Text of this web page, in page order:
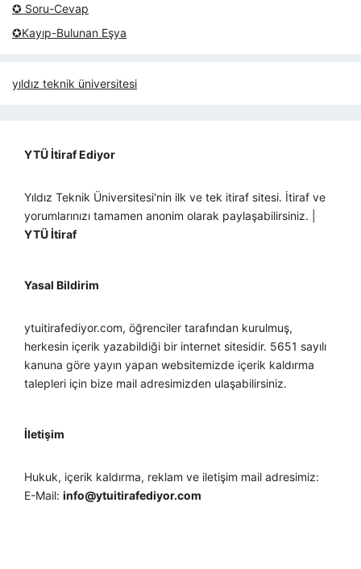
✪ Soru-Cevap
✪Kayıp-Bulunan Eşya
yıldız teknik üniversitesi
YTÜ İtiraf Ediyor
Yıldız Teknik Üniversitesi'nin ilk ve tek itiraf sitesi. İtiraf ve
yorumlarınızı tamamen anonim olarak paylaşabilirsiniz. |
YTÜ İtiraf
Yasal Bildirim
ytuitirafediyor.com, öğrenciler tarafından kurulmuş,
herkesin içerik yazabildiği bir internet sitesidir. 5651 sayılı
kanuna göre yayın yapan websitemizde içerik kaldırma
talepleri için bize mail adresimizden ulaşabilirsiniz.
İletişim
Hukuk, içerik kaldırma, reklam ve iletişim mail adresimiz:
E-Mail: info@ytuitirafediyor.com